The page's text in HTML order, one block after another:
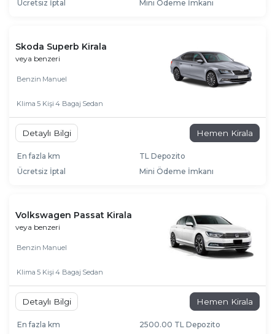
Ücretsiz İptal Mini Ödeme İmkanı
Skoda Superb Kirala
veya benzeri
Benzin Manuel
Klima 5 Kişi 4 Bagaj Sedan
Detaylı Bilgi Hemen Kirala
En fazla km
TL Depozito
Ücretsiz İptal
Mini Ödeme İmkanı
Volkswagen Passat Kirala
veya benzeri
Benzin Manuel
Klima 5 Kişi 4 Bagaj Sedan
Detaylı Bilgi Hemen Kirala
En fazla km
2500.00 TL Depozito